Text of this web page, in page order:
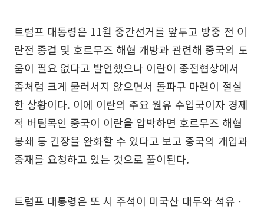
트럼프 대통령은 11월 중간선거를 앞두고 방중 전 이
란전 종결 및 호르무즈 해협 개방과 관련해 중국의 도
움이 필요 없다고 발언했으나 이란이 종전협상에서
좀처럼 크게 물러서지 않으면서 돌파구 마련이 절실
한 상황이다. 이에 이란의 주요 원유 수입국이자 경제
적 버팀목인 중국이 이란을 압박하면 호르무즈 해협
봉쇄 등 긴장을 완화할 수 있다고 보고 중국의 개입과
중재를 요청하고 있는 것으로 풀이된다.
트럼프 대통령은 또 시 주석이 미국산 대두와 석유ㆍ